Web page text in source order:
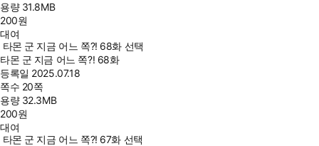
용량 31.8MB
200원
대여
타몬 군 지금 어느 쪽?! 68화 선택
타몬 군 지금 어느 쪽?! 68화
등록일 2025.07.18
쪽수 20쪽
용량 32.3MB
200원
대여
타몬 군 지금 어느 쪽?! 67화 선택